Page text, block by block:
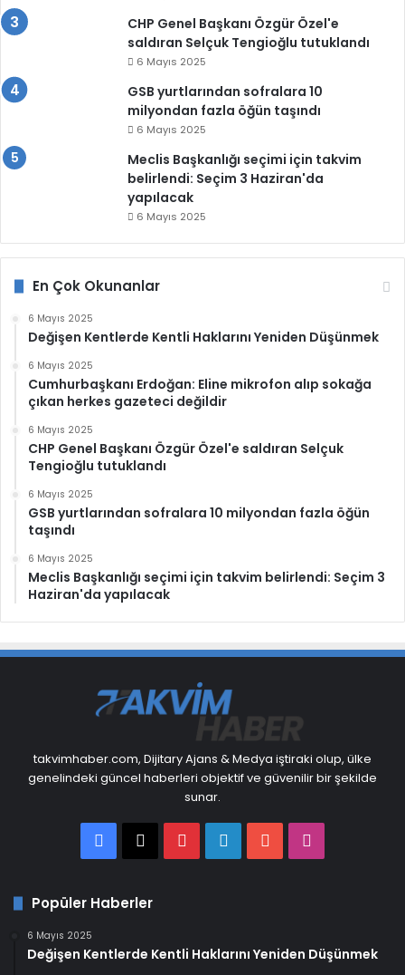
CHP Genel Başkanı Özgür Özel'e
saldıran Selçuk Tengioğlu tutuklandı
6 Mayıs 2025
GSB yurtlarından sofralara 10
milyondan fazla öğün taşındı
6 Mayıs 2025
Meclis Başkanlığı seçimi için takvim
belirlendi: Seçim 3 Haziran'da
yapılacak
6 Mayıs 2025
En Çok Okunanlar
6 Mayıs 2025
Değişen Kentlerde Kentli Haklarını Yeniden Düşünmek
6 Mayıs 2025
Cumhurbaşkanı Erdoğan: Eline mikrofon alıp sokağa
çıkan herkes gazeteci değildir
6 Mayıs 2025
CHP Genel Başkanı Özgür Özel'e saldıran Selçuk
Tengioğlu tutuklandı
6 Mayıs 2025
GSB yurtlarından sofralara 10 milyondan fazla öğün
taşındı
6 Mayıs 2025
Meclis Başkanlığı seçimi için takvim belirlendi: Seçim 3
Haziran'da yapılacak
takvimhaber.com, Dijitary Ajans & Medya iştiraki olup, ülke
genelindeki güncel haberleri objektif ve güvenilir bir şekilde
sunar.
Facebook
X PinterestLinkedInYouTube
Popüler Haberler
6 Mayıs 2025
Değişen Kentlerde Kentli Haklarını Yeniden Düşünmek